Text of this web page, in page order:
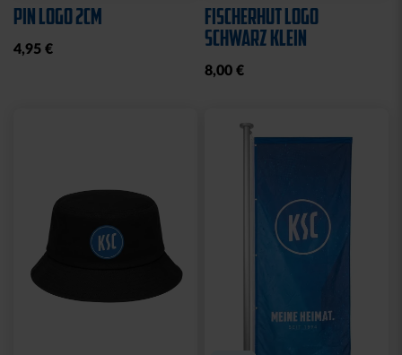
PIN LOGO 2CM
4,95 €
FISCHERHUT LOGO
SCHWARZ KLEIN
8,00 €